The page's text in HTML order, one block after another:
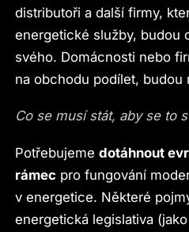
distributoři a další firmy,
energetické služby, budou
svého. Domácnosti nebo
na obchodu podílet, budou
Co se musí stát, aby se to
Potřebujemedotáhnout
rámec pro fungování
v energetice. Některé
energetická legislativa